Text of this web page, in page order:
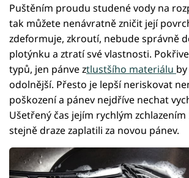
Puštěním proudu studené vody na
tak můžete nenávratně zničit její
zdeformuje, zkroutí, nebude správně
plotýnku a ztratí své vlastnosti.
typů, jen pánve ztlustšího materiálu
odolnější. Přesto je lepší neriskovat
poškození a pánev nejdříve nechat
Ušetřený čas jejím rychlým
stejně draze zaplatili za novou pánev.